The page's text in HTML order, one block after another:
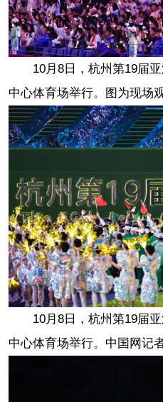
10月8日，杭州第19届
中心体育场举行。图为现场
10月8日，杭州第19届
中心体育场举行。中国网记